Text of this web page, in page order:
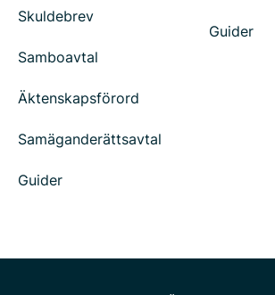
Skuldebrev
Samboavtal
Äktenskapsförord
Samäganderättsavtal
Guider
Guider